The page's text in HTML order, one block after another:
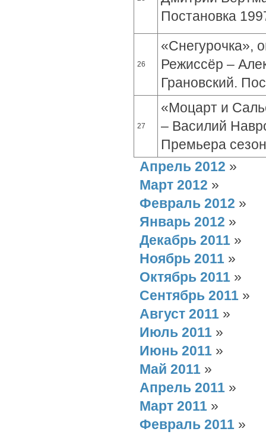
Постановка
26
«Снегурочка»,
Режиссёр –
Грановский.
27
«Моцарт и
– Василий
Премьера
Апрель 2012 »
Март 2012 »
Февраль 2012 »
Январь 2012 »
Декабрь 2011 »
Ноябрь 2011 »
Октябрь 2011 »
Сентябрь 2011 »
Август 2011 »
Июль 2011 »
Июнь 2011 »
Май 2011 »
Апрель 2011 »
Март 2011 »
Февраль 2011 »